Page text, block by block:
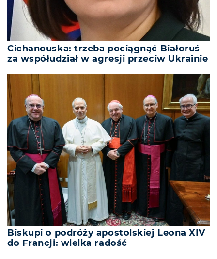
Cichanouska: trzeba pociągnąć Białoruś
za współudział w agresji przeciw Ukrainie
Biskupi o podróży apostolskiej Leona XIV
do Francji: wielka radość